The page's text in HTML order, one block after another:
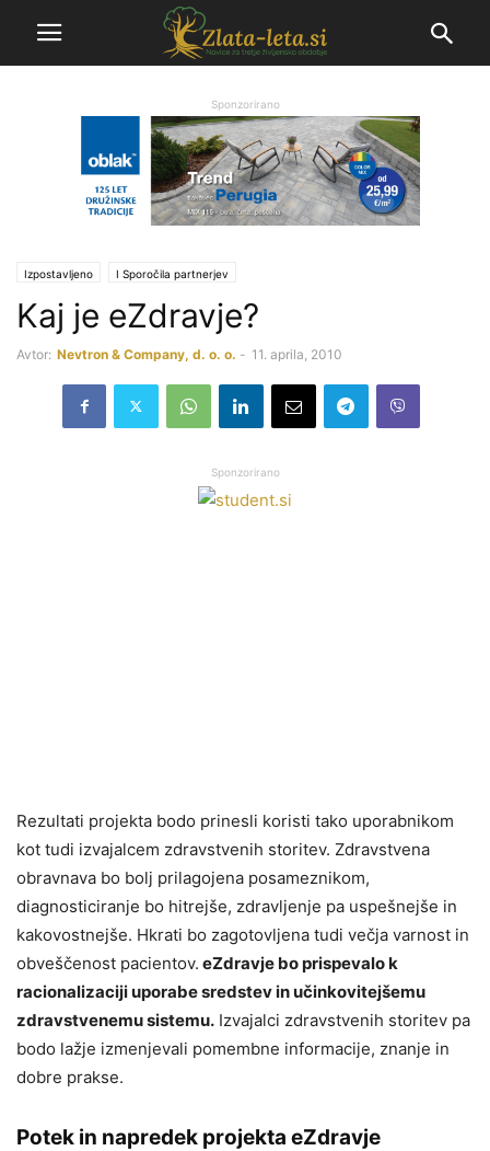
Sponzorirano
Izpostavljeno Ι Sporočila partnerjev
Kaj je eZdravje?
Avtor: Nevtron & Company, d. o. o. - 11. aprila, 2010
Sponzorirano
Rezultati projekta bodo prinesli koristi tako uporabnikom
kot tudi izvajalcem zdravstvenih storitev. Zdravstvena
obravnava bo bolj prilagojena posameznikom,
diagnosticiranje bo hitrejše, zdravljenje pa uspešnejše in
kakovostnejše. Hkrati bo zagotovljena tudi večja varnost in
obveščenost pacientov. eZdravje bo prispevalo k
racionalizaciji uporabe sredstev in učinkovitejšemu
zdravstvenemu sistemu. Izvajalci zdravstvenih storitev pa
bodo lažje izmenjevali pomembne informacije, znanje in
dobre prakse.
Potek in napredek projekta eZdravje